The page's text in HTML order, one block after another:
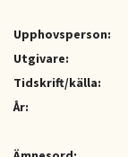
KONTAKT
Upphovsperson:
Utgivare:
Tidskrift/källa:
År: